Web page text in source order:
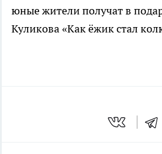
юные жители получат в
Куликова «Как ёжик стал